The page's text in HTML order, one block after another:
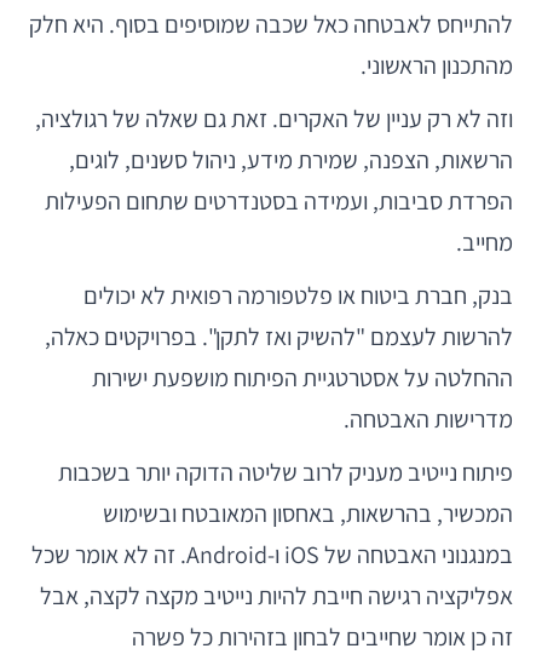
להתייחס לאבטחה כאל שכבה שמוסיפים בסוף. היא חלק
מהתכנון הראשוני.
וזה לא רק עניין של האקרים. זאת גם שאלה של רגולציה,
הרשאות, הצפנה, שמירת מידע, ניהול סשנים, לוגים,
הפרדת סביבות, ועמידה בסטנדרטים שתחום הפעילות
מחייב.
בנק, חברת ביטוח או פלטפורמה רפואית לא יכולים
להרשות לעצמם "להשיק ואז לתקן". בפרויקטים כאלה,
ההחלטה על אסטרטגיית הפיתוח מושפעת ישירות
מדרישות האבטחה.
פיתוח נייטיב מעניק לרוב שליטה הדוקה יותר בשכבות
המכשיר, בהרשאות, באחסון המאובטח ובשימוש
במנגנוני האבטחה של iOS ו-Android. זה לא אומר שכל
אפליקציה רגישה חייבת להיות נייטיב מקצה לקצה, אבל
זה כן אומר שחייבים לבחון בזהירות כל פשרה